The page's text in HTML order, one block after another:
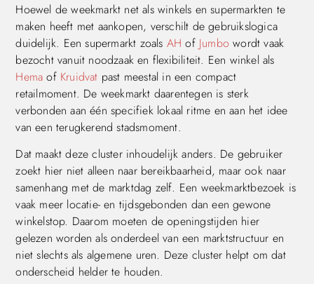
Hoewel de weekmarkt net als winkels en supermarkten te
maken heeft met aankopen, verschilt de gebruikslogica
duidelijk. Een supermarkt zoals AH of Jumbo wordt vaak
bezocht vanuit noodzaak en flexibiliteit. Een winkel als
Hema of Kruidvat past meestal in een compact
retailmoment. De weekmarkt daarentegen is sterk
verbonden aan één specifiek lokaal ritme en aan het idee
van een terugkerend stadsmoment.
Dat maakt deze cluster inhoudelijk anders. De gebruiker
zoekt hier niet alleen naar bereikbaarheid, maar ook naar
samenhang met de marktdag zelf. Een weekmarktbezoek is
vaak meer locatie- en tijdsgebonden dan een gewone
winkelstop. Daarom moeten de openingstijden hier
gelezen worden als onderdeel van een marktstructuur en
niet slechts als algemene uren. Deze cluster helpt om dat
onderscheid helder te houden.